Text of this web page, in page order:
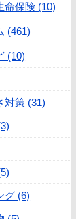
命保険 (10)
(461)
(10)
対策 (31)
グ (6)